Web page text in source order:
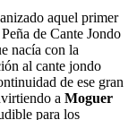
aquel primer
de Cante Jondo
nacía con la
al cante jondo
de ese gran
a Moguer
para los